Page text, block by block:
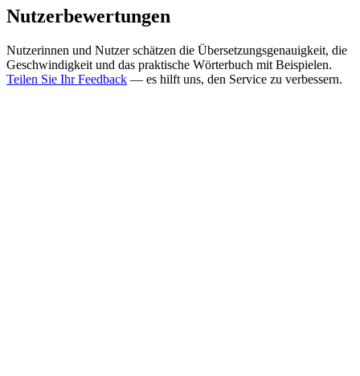
Nutzerbewertungen
Nutzerinnen und Nutzer schätzen die Übersetzungsgenauigkeit, die
Geschwindigkeit und das praktische Wörterbuch mit Beispielen.
Teilen Sie Ihr Feedback — es hilft uns, den Service zu verbessern.